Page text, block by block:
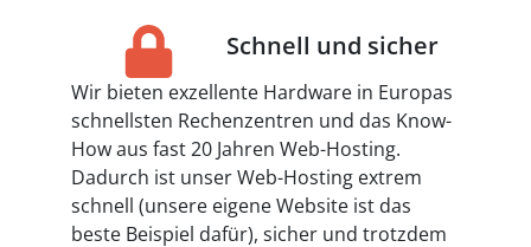
Schnell und sicher
Wir bieten exzellente Hardware in Europas
schnellsten Rechenzentren und das Know-
How aus fast 20 Jahren Web-Hosting.
Dadurch ist unser Web-Hosting extrem
schnell (unsere eigene Website ist das
beste Beispiel dafür), sicher und trotzdem